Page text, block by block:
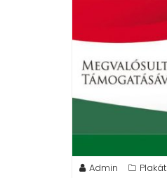
Admin Plakát